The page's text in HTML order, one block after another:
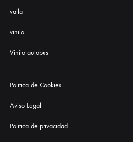
valla
vinilo
Vinilo autobus
Politica de Cookies
Aviso Legal
Politica de privacidad